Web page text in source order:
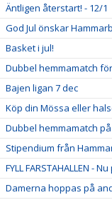
Äntligen återstart! - 12/1
God Jul önskar
Basket i jul!
Dubbel hemmamatch
Bajen ligan 7 dec
Köp din Mössa eller
Dubbel hemmamatch
Stipendium från
FYLL FARSTAHALLEN -
Damerna hoppas på